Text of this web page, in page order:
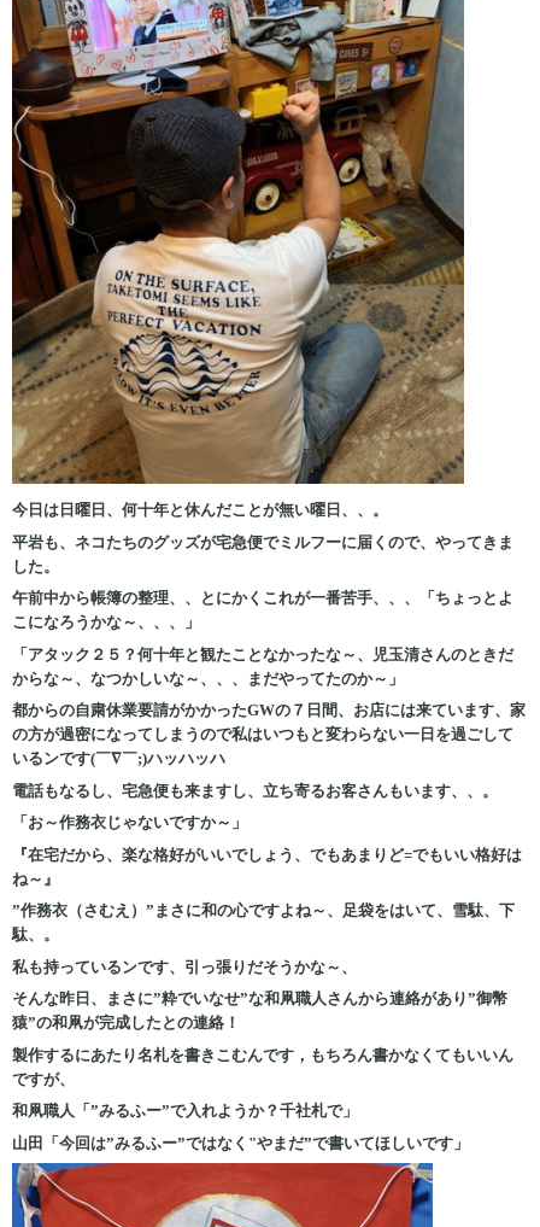
今日は日曜日、何十年と休んだことが無い曜日、、。
平岩も、ネコたちのグッズが宅急便でミルフーに届くので、やってきま
した。
午前中から帳簿の整理、、とにかくこれが一番苦手、、、「ちょっとよ
こになろうかな～、、、」
「アタック２５？何十年と観たことなかったな～、児玉清さんのときだ
からな～、なつかしいな～、、、まだやってたのか～」
都からの自粛休業要請がかかったGWの７日間、お店には来ています、家
の方が過密になってしまうので私はいつもと変わらない一日を過ごして
いるンです(￣∇￣;)ハッハッハ
電話もなるし、宅急便も来ますし、立ち寄るお客さんもいます、、。
「お～作務衣じゃないですか～」
『在宅だから、楽な格好がいいでしょう、でもあまりど=でもいい格好は
ね～』
”作務衣（さむえ）”まさに和の心ですよね～、足袋をはいて、雪駄、下
駄、。
私も持っているンです、引っ張りだそうかな～、
そんな昨日、まさに”粋でいなせ”な和凧職人さんから連絡があり”御幣
猿”の和凧が完成したとの連絡！
製作するにあたり名札を書きこむんです，もちろん書かなくてもいいん
ですが、
和凧職人「”みるふー”で入れようか？千社札で」
山田「今回は”みるふー”ではなく"やまだ”で書いてほしいです」